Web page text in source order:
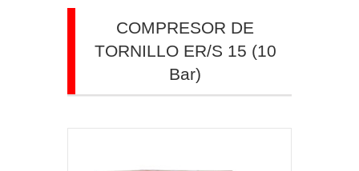
COMPRESOR DE
TORNILLO ER/S 15 (10
Bar)